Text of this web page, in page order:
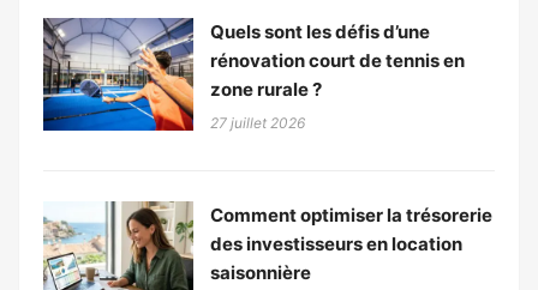
Quels sont les défis d’une
rénovation court de tennis en
zone rurale ?
27 juillet 2026
Comment optimiser la trésorerie
des investisseurs en location
saisonnière